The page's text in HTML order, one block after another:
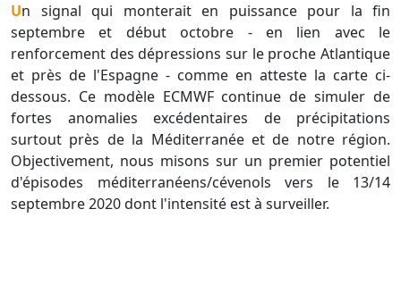
Un signal qui monterait en puissance pour la fin
septembre et début octobre - en lien avec le
renforcement des dépressions sur le proche Atlantique
et près de l'Espagne - comme en atteste la carte ci-
dessous. Ce modèle ECMWF continue de simuler de
fortes anomalies excédentaires de précipitations
surtout près de la Méditerranée et de notre région.
Objectivement, nous misons sur un premier potentiel
d'épisodes méditerranéens/cévenols vers le 13/14
septembre 2020 dont l'intensité est à surveiller.